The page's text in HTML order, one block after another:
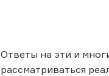
Ответы на эти и
рассматриваться